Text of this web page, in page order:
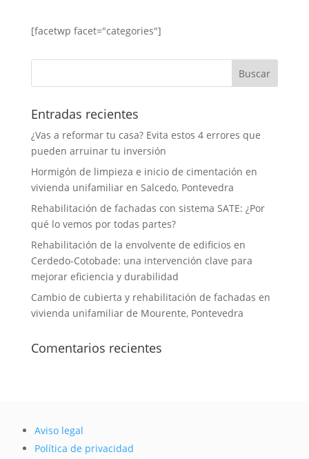
[facetwp facet="categories"]
Entradas recientes
¿Vas a reformar tu casa? Evita estos 4 errores que
pueden arruinar tu inversión
Hormigón de limpieza e inicio de cimentación en
vivienda unifamiliar en Salcedo, Pontevedra
Rehabilitación de fachadas con sistema SATE: ¿Por
qué lo vemos por todas partes?
Rehabilitación de la envolvente de edificios en
Cerdedo-Cotobade: una intervención clave para
mejorar eficiencia y durabilidad
Cambio de cubierta y rehabilitación de fachadas en
vivienda unifamiliar de Mourente, Pontevedra
Comentarios recientes
Aviso legal
Política de privacidad